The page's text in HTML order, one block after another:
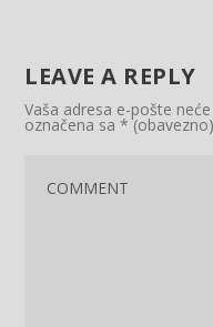
LEAVE A REPLY
Vaša adresa e-pošte
označena sa* (obavezno)